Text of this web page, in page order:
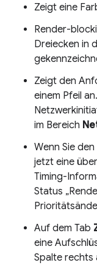
Zeigt eine
Render-
Dreiecken in
Zeigt den
einem Pfeil
im Bereich
Wenn Sie
jetzt eine
Timing-
Status
Auf dem Tab
eine
Spalte rechts